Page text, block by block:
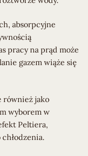
absorpcyjne
pracy na prąd może
gazem wiąże się
również jako
wyborem w
Peltiera,